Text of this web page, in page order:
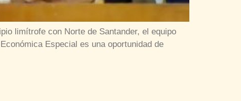
limítrofe con Norte de Santander, el equipo
Especial es una oportunidad de